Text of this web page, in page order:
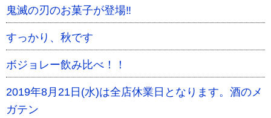
鬼滅の刃のお菓子が登場‼
すっかり、秋です
ボジョレー飲み比べ！！
2019年8月21日(水)は全店休業日となります。酒のメ
ガテン